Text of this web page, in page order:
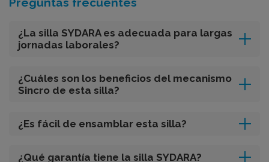
¿La silla SYDARA es adecuada para largas
jornadas laborales?
¿Cuáles son los beneficios del mecanismo
Sincro de esta silla?
¿Es fácil de ensamblar esta silla?
¿Qué garantía tiene la silla SYDARA?